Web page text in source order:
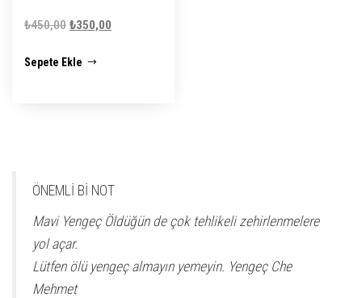
₺450,00 Orijinal
₺450,00.
₺350,00
Sepete Ekle
ÖNEMLİ Bİ NOT
Mavi Yengeç Öldüğün de çok tehlikeli zehirlenmelere
yol açar.
Lütfen ölü yengeç almayın yemeyin. Yengeç Che
Mehmet